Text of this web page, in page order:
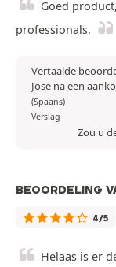
Goed
professionals.
Vertaalde
Jose na een
(Spaans)
Verslag
Zou u
BEOORDELING
4/5
Helaas is er